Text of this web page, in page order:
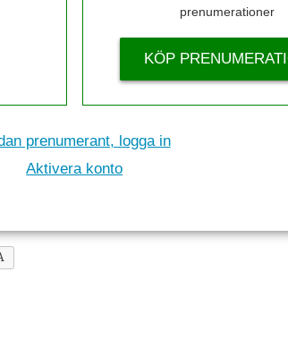
prenumerationer
KÖP
prenumerant, logga in
Aktivera konto